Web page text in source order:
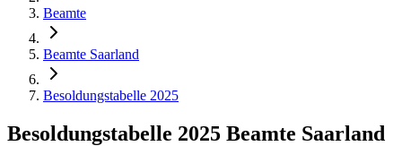
Beamte
Beamte Saarland
Besoldungstabelle 2025
Besoldungstabelle 2025 Beamte Saarland